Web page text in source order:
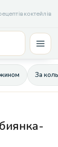
коктейлів
За